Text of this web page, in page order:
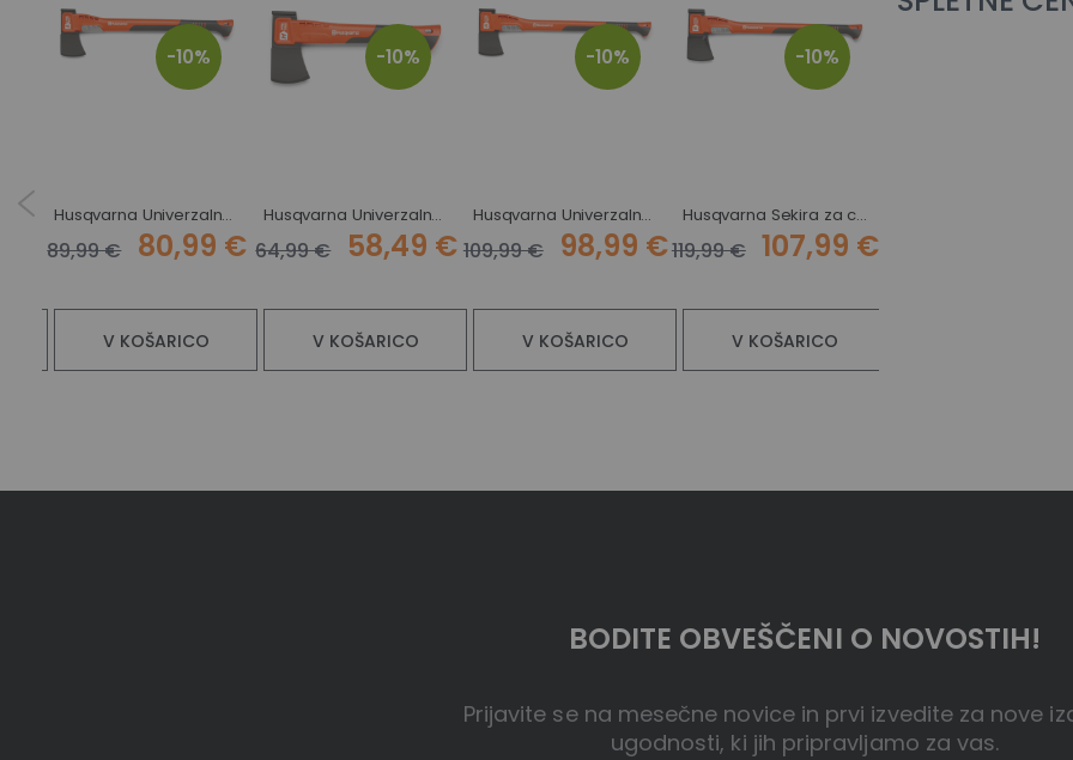
Husqvarna Sekira 0,6 KG - lesen ročaj
-10%
Husqvarna Univerzalna sekira A1400
89,99 € 80,99 €
V KOŠARICO
-10%
Husqvarna Univerzalna sekira H900
64,99 € 58,49 €
V KOŠARICO
-10%
Husqvarna Univerzalna sekira A2400
109,99 € 98,99 €
V KOŠARICO
-10%
Husqvarna Sekira za cepljenje S2800
119,99 € 107,99 €
V KOŠARICO
BODITE OBVEŠČENI O NOVOSTIH!
Prijavite se na mesečne novice in prvi izvedite za nove
ugodnosti, ki jih pripravljamo za vas.